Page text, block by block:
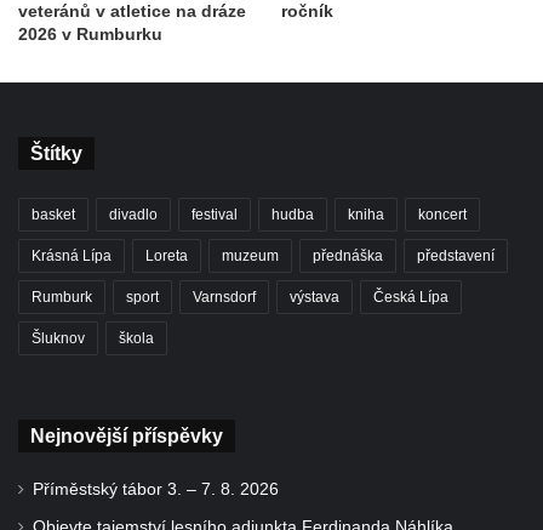
veteránů v atletice na dráze
2026 v Rumburku
ročník
Štítky
basket divadlo festival hudba kniha koncert
Krásná Lípa Loreta muzeum přednáška představení
Rumburk sport Varnsdorf výstava Česká Lípa
Šluknov škola
Nejnovější příspěvky
Příměstský tábor 3. – 7. 8. 2026